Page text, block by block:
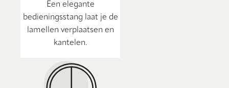
Een elegante
bedieningsstang laat je de
lamellen verplaatsen en
kantelen.